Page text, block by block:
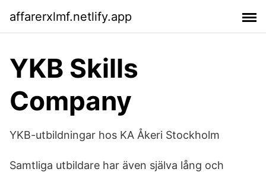
affarerxlmf.netlify.app
YKB Skills
Company
YKB-utbildningar hos KA Åkeri Stockholm
Samtliga utbildare har även själva lång och